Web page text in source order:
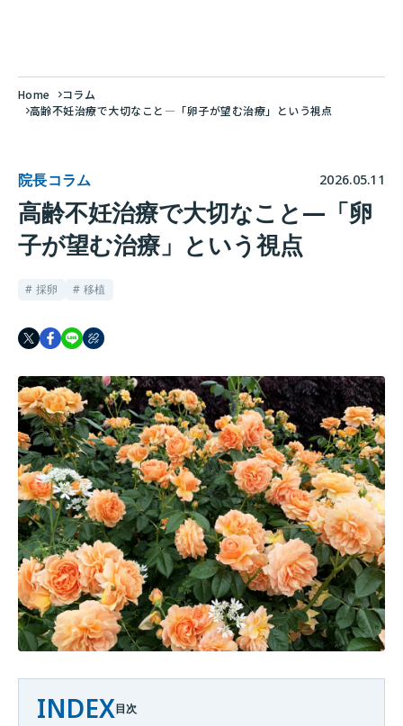
Home
コラム
高齢不妊治療で大切なこと—「卵子が望む治療」という視点
院長コラム 2026.05.11
高齢不妊治療で大切なこと—「卵
子が望む治療」という視点
# 採卵 # 移植
INDEX目次